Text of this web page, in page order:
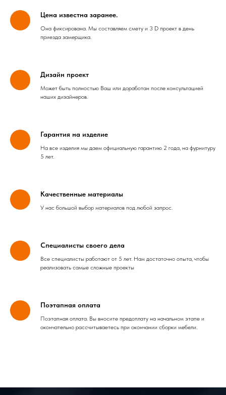
Цена известна заранее.
Она фиксирована. Мы составляем смету и 3 D проект в день
приезда замерщика.
Дизайн проект
Может быть полностью Ваш или доработан после консультацией
наших дизайнеров.
Гарантия на изделие
На все изделия мы даем официальную гарантию 2 года, на фурнитуру
5 лет.
Качественные материалы
У нас большой выбор материалов под любой запрос.
Специалисты своего дела
Все специалисты работают от 5 лет. Нам достаточно опыта, чтобы
реализовать самые сложные проекты
Поэтапная оплата
Поэтапная оплата. Вы вносите предоплату на начальном этапе и
окончательно рассчитываетесь при окончании сборки мебели.